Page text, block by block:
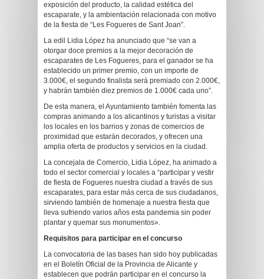
exposición del producto, la calidad estética del
escaparate, y la ambientación relacionada con motivo
de la fiesta de “Les Fogueres de Sant Joan”.
La edil Lidia López ha anunciado que “se van a
otorgar doce premios a la mejor decoración de
escaparates de Les Fogueres, para el ganador se ha
establecido un primer premio, con un importe de
3.000€, el segundo finalista será premiado con 2.000€,
y habrán también diez premios de 1.000€ cada uno”.
De esta manera, el Ayuntamiento también fomenta las
compras animando a los alicantinos y turistas a visitar
los locales en los barrios y zonas de comercios de
proximidad que estarán decorados, y ofrecen una
amplia oferta de productos y servicios en la ciudad.
La concejala de Comercio, Lidia López, ha animado a
todo el sector comercial y locales a “participar y vestir
de fiesta de Fogueres nuestra ciudad a través de sus
escaparates, para estar más cerca de sus ciudadanos,
sirviendo también de homenaje a nuestra fiesta que
lleva sufriendo varios años esta pandemia sin poder
plantar y quemar sus monumentos».
Requisitos para participar en el concurso
La convocatoria de las bases han sido hoy publicadas
en el Boletín Oficial de la Provincia de Alicante y
establecen que podrán participar en el concurso la